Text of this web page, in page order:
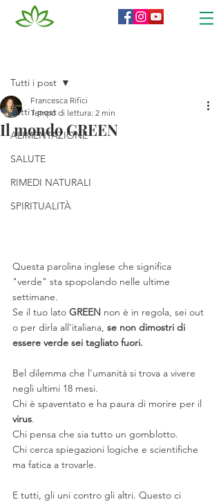
Tutti i post
ALIMENTAZIONE
SALUTE
RIMEDI NATURALI
SPIRITUALITÀ
Tutti i post
Il mondo GREEN
Francesca Rifici
Tempo di lettura: 2 min
Questa parolina inglese che significa
"verde" sta spopolando nelle ultime
settimane.
Se il tuo lato GREEN non è in regola, sei out
o per dirla all'italiana, se non dimostri di
essere verde sei tagliato fuori.
Bel dilemma che l'umanità si trova a vivere
negli ultimi 18 mesi.
Chi è spaventato e ha paura di morire per il
virus.
Chi pensa che sia tutto un gomblotto.
Chi cerca spiegazioni logiche e scientifiche
ma fatica a trovarle.
E tutti, gli uni contro gli altri. Questo ci